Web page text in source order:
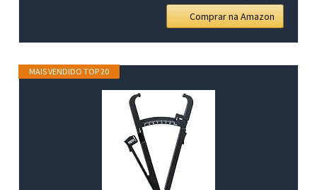
Comprar na Amazon
MAIS VENDIDO TOP 20